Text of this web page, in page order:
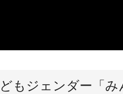
もジェンダー「み